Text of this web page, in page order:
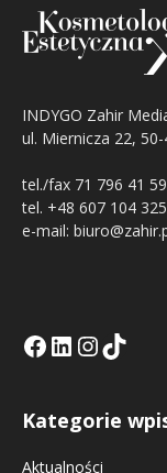
INDYGO Zahir
ul. Miernicza 22,
tel./fax 71 796 41 59
tel. +48 607 104 325
e-mail:
Facebook
LinkedIn
Tik Tok KEInstagramm KE
Kategorie
Aktualności